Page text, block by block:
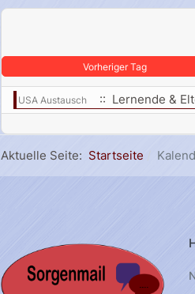
Vorheriger Tag
USA Austausch :: Lernende &
Aktuelle Seite: Startseite